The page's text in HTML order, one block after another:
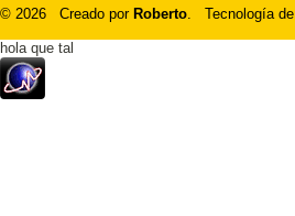
© 2026 Creado por Roberto. Tecnología de
hola que tal